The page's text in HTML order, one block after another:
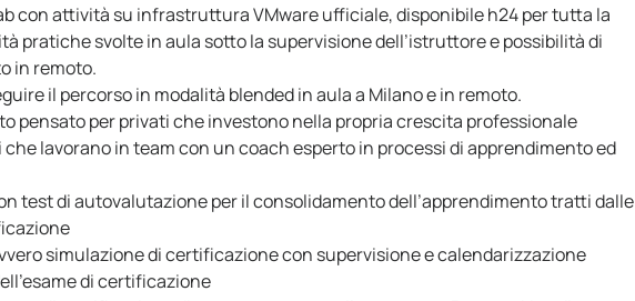
con attività su infrastruttura VMware ufficiale, disponibile h24 per tutta la
pratiche svolte in aula sotto la supervisione dell’istruttore e possibilità di
in remoto.
il percorso in modalità blended in aula a Milano e in remoto.
pensato per privati che investono nella propria crescita professionale
lavorano in team con un coach esperto in processi di apprendimento ed
test di autovalutazione per il consolidamento dell’apprendimento tratti dalle
simulazione di certificazione con supervisione e calendarizzazione
di certificazione